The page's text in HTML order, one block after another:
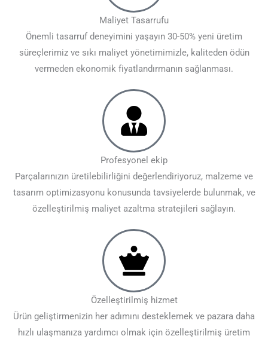
Maliyet Tasarrufu
Önemli tasarruf deneyimini yaşayın 30-50% yeni üretim
süreçlerimiz ve sıkı maliyet yönetimimizle, kaliteden ödün
vermeden ekonomik fiyatlandırmanın sağlanması.
Profesyonel ekip
Parçalarınızın üretilebilirliğini değerlendiriyoruz, malzeme ve
tasarım optimizasyonu konusunda tavsiyelerde bulunmak, ve
özelleştirilmiş maliyet azaltma stratejileri sağlayın.
Özelleştirilmiş hizmet
Ürün geliştirmenizin her adımını desteklemek ve pazara daha
hızlı ulaşmanıza yardımcı olmak için özelleştirilmiş üretim